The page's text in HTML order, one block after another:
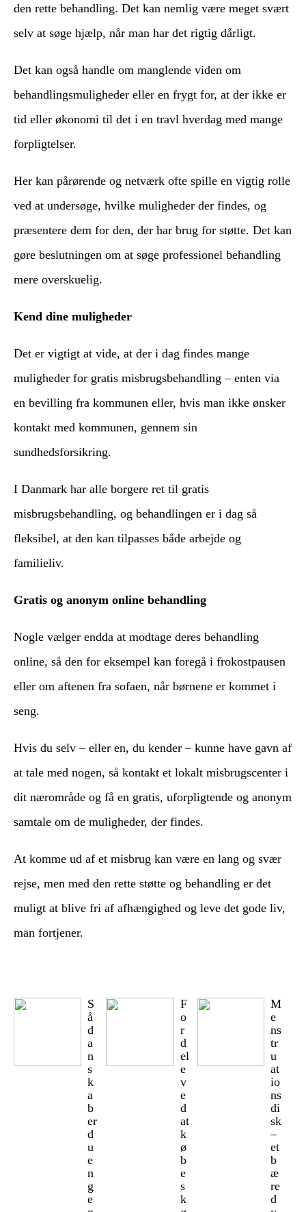
den rette behandling. Det kan nemlig være meget svært
selv at søge hjælp, når man har det rigtig dårligt.
Det kan også handle om manglende viden om
behandlingsmuligheder eller en frygt for, at der ikke er
tid eller økonomi til det i en travl hverdag med mange
forpligtelser.
Her kan pårørende og netværk ofte spille en vigtig rolle
ved at undersøge, hvilke muligheder der findes, og
præsentere dem for den, der har brug for støtte. Det kan
gøre beslutningen om at søge professionel behandling
mere overskuelig.
Kend dine muligheder
Det er vigtigt at vide, at der i dag findes mange
muligheder for gratis misbrugsbehandling – enten via
en bevilling fra kommunen eller, hvis man ikke ønsker
kontakt med kommunen, gennem sin
sundhedsforsikring.
I Danmark har alle borgere ret til gratis
misbrugsbehandling, og behandlingen er i dag så
fleksibel, at den kan tilpasses både arbejde og
familieliv.
Gratis og anonym online behandling
Nogle vælger endda at modtage deres behandling
online, så den for eksempel kan foregå i frokostpausen
eller om aftenen fra sofaen, når børnene er kommet i
seng.
Hvis du selv – eller en, du kender – kunne have gavn af
at tale med nogen, så kontakt et lokalt misbrugscenter i
dit nærområde og få en gratis, uforpligtende og anonym
samtale om de muligheder, der findes.
At komme ud af et misbrug kan være en lang og svær
rejse, men med den rette støtte og behandling er det
muligt at blive fri af afhængighed og leve det gode liv,
man fortjener.
S
å
d
a
n
s
k
a
b
er
d
u
e
n
g
e
F
o
r
d
el
e
v
e
d
at
k
ø
b
e
s
k
M
e
ns
tr
u
at
io
ns
di
sk
–
et
b
æ
re
d